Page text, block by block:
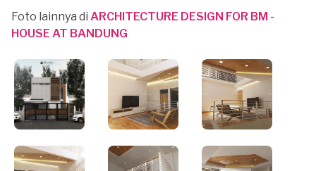
Foto lainnya di ARCHITECTURE DESIGN FOR BM -
HOUSE AT BANDUNG